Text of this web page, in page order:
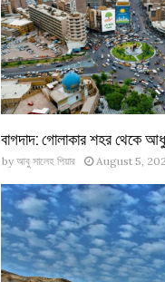
বাগদাদ: গোলাকার শহর থেকে
by আবু সালেহ পিয়ার August 5,